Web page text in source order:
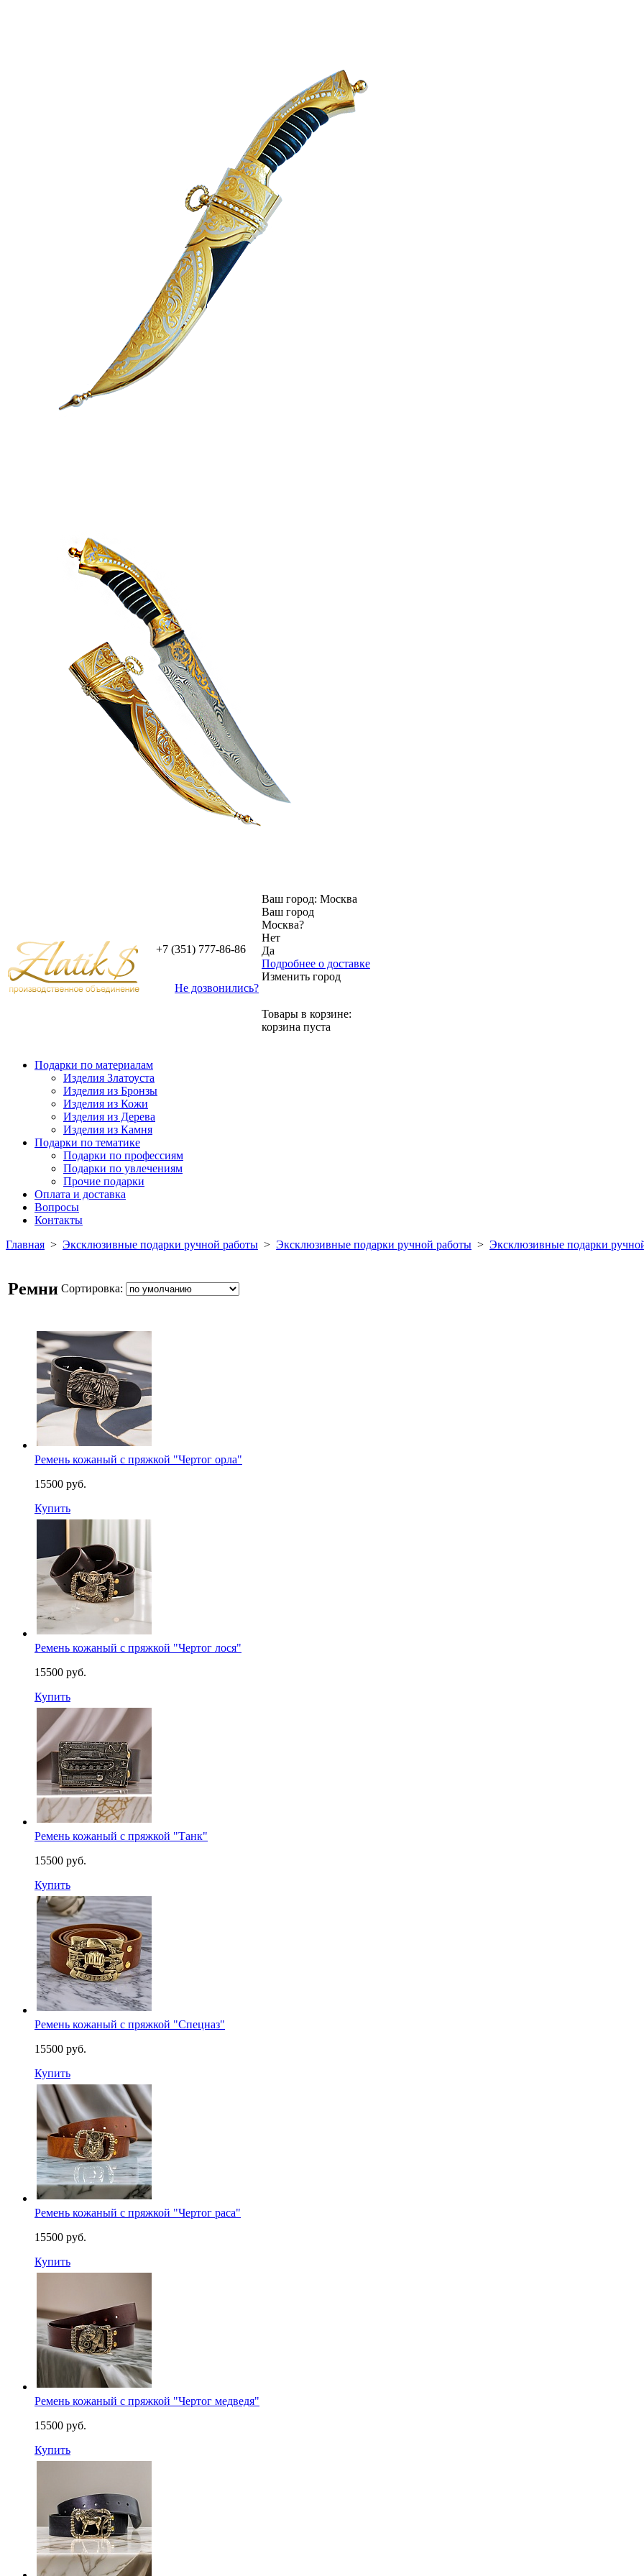
+7 (351) 777-86-86
Не дозвонились?
Ваш город: Москва
Ваш город
Москва?
Нет
Да
Подробнее о доставке
Изменить город
Товары в корзине:
корзина пуста
Подарки по материалам
Изделия Златоуста
Изделия из Бронзы
Изделия из Кожи
Изделия из Дерева
Изделия из Камня
Подарки по тематике
Подарки по профессиям
Подарки по увлечениям
Прочие подарки
Оплата и доставка
Вопросы
Контакты
Главная > Эксклюзивные подарки ручной работы > Эксклюзивные подарки ручной работы > Эксклюзивные подарки
Ремни Сортировка:
Ремень кожаный с пряжкой "Чертог орла"
15500 руб.
Купить
Ремень кожаный с пряжкой "Чертог лося"
15500 руб.
Купить
Ремень кожаный с пряжкой "Танк"
15500 руб.
Купить
Ремень кожаный с пряжкой "Спецназ"
15500 руб.
Купить
Ремень кожаный с пряжкой "Чертог раса"
15500 руб.
Купить
Ремень кожаный с пряжкой "Чертог медведя"
15500 руб.
Купить